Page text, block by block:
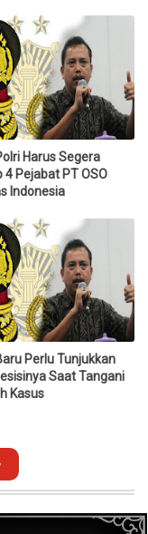
Harus Segera
4 Pejabat PT OSO
Indonesia
Perlu Tunjukkan
Saat Tangani
Kasus